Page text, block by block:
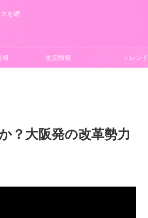
を網
報 生活情報 トレンド
？大阪発の改革勢力